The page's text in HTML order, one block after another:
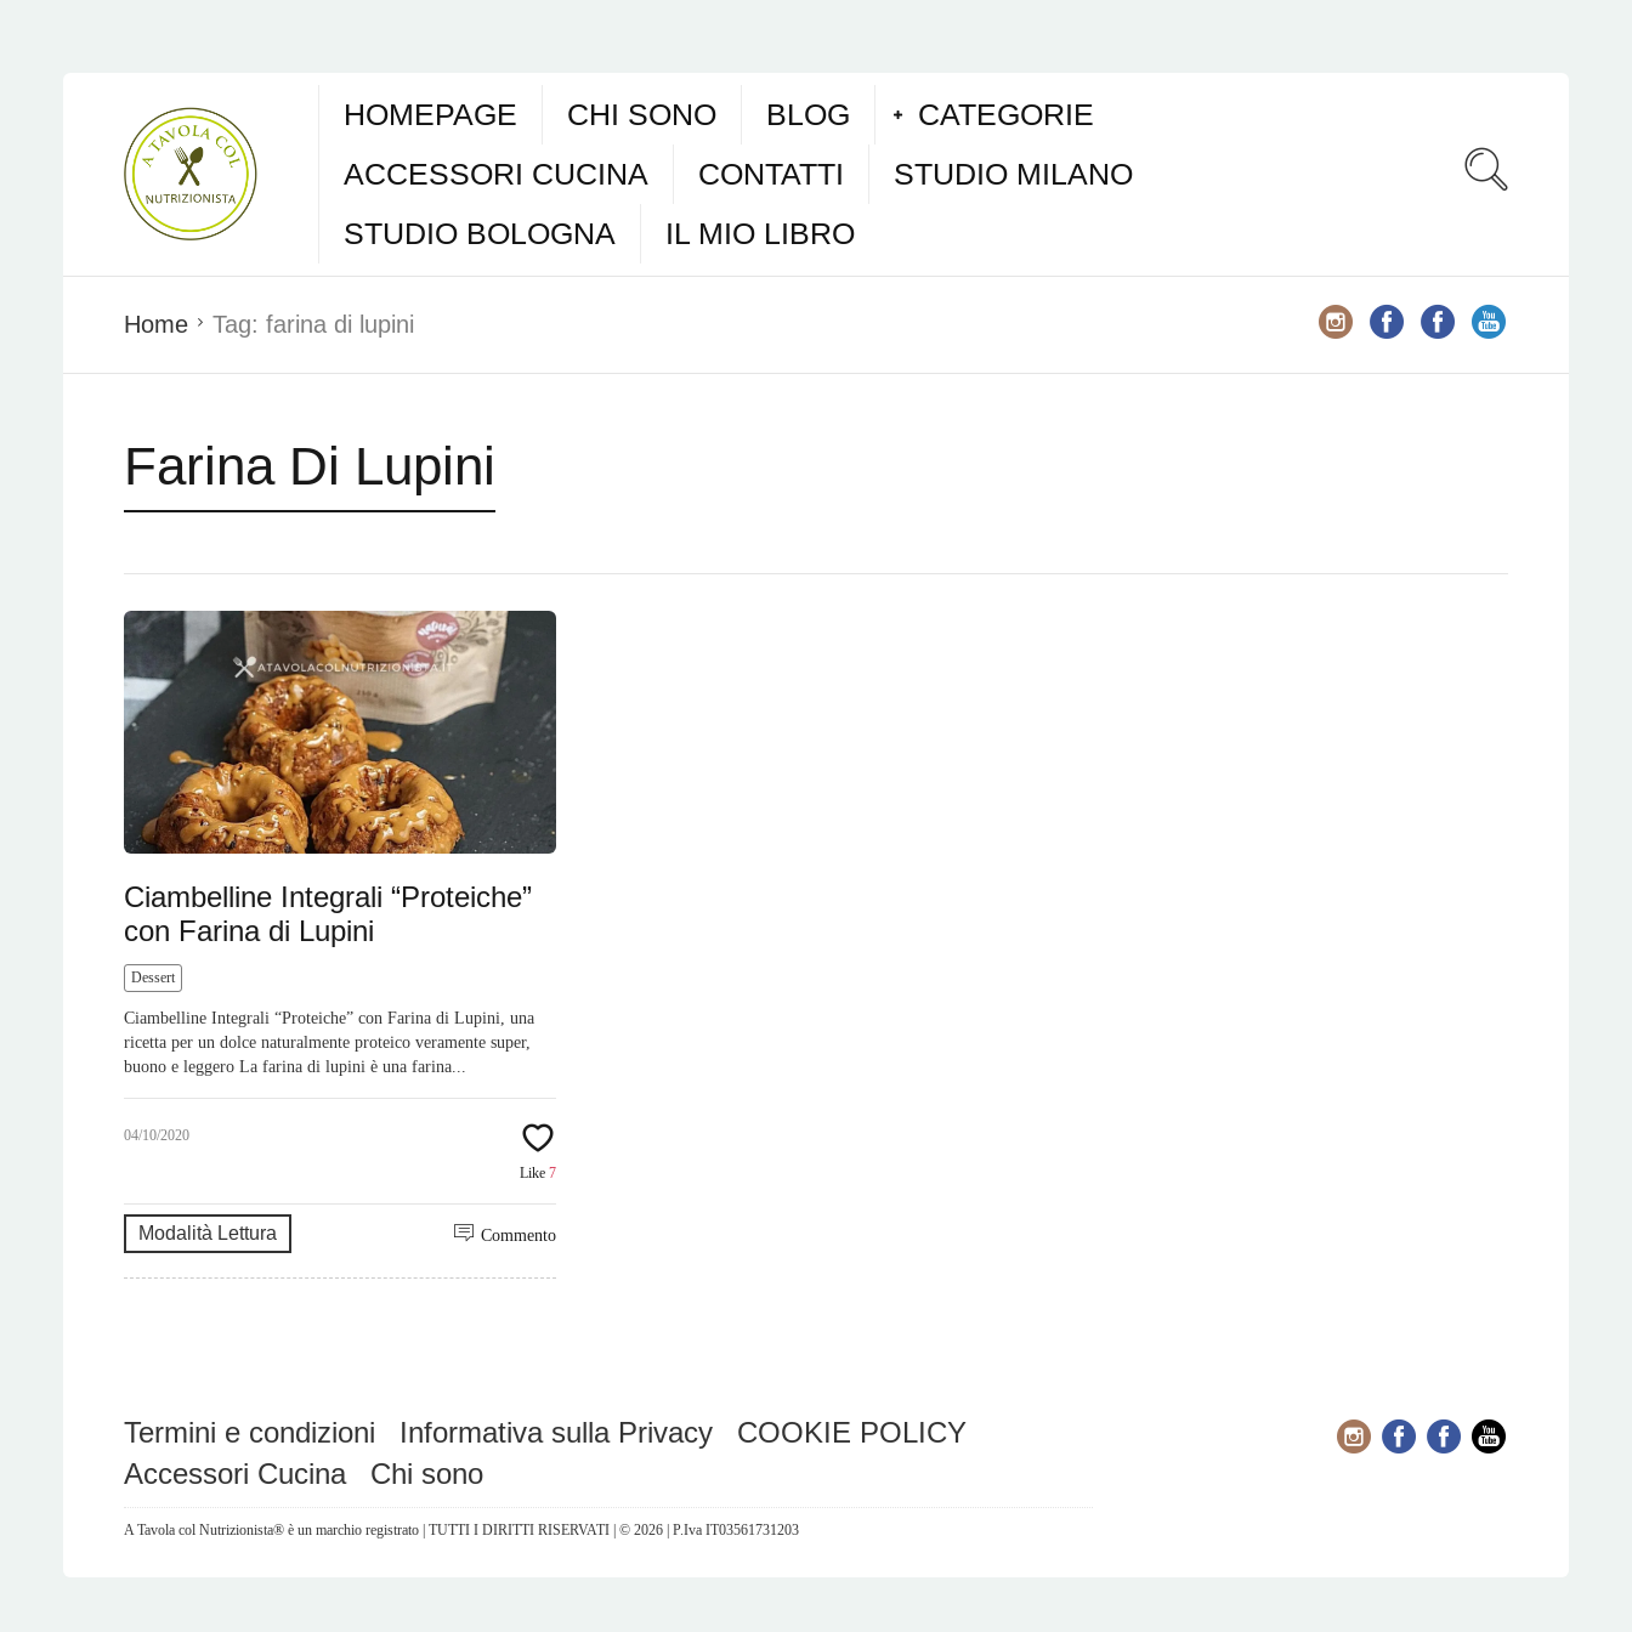
HOMEPAGE CHI SONO BLOG
CATEGORIE
ACCESSORI CUCINA
CONTATTI
STUDIO MILANO
STUDIO BOLOGNA
IL MIO LIBRO
Home Tag: farina di lupini
Farina Di Lupini
Ciambelline Integrali “Proteiche”
con Farina di Lupini
Dessert
Ciambelline Integrali “Proteiche” con Farina di Lupini, una
ricetta per un dolce naturalmente proteico veramente super,
buono e leggero La farina di lupini è una farina...
04/10/2020
Like 7
Modalità Lettura Commento
Termini e condizioni Informativa sulla Privacy
COOKIE POLICY
Accessori Cucina
Chi sono
A Tavola col Nutrizionista® è un marchio registrato | TUTTI I DIRITTI RISERVATI | © 2026 | P.Iva IT03561731203